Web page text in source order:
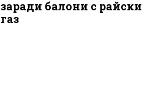
заради балони с райски
газ